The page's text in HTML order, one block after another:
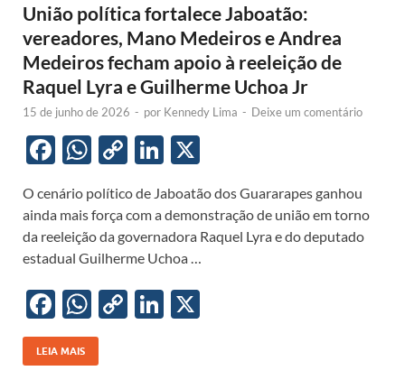
União política fortalece Jaboatão:
vereadores, Mano Medeiros e Andrea
Medeiros fecham apoio à reeleição de
Raquel Lyra e Guilherme Uchoa Jr
15 de junho de 2026 - por Kennedy Lima - Deixe um comentário
F
e
b
o
o
k
W
at
s
A
p
p
C
p
y
Li
n
k
Li
k
e
dI
n
O cenário político de Jaboatão dos Guararapes ganhou
ainda mais força com a demonstração de união em torno
da reeleição da governadora Raquel Lyra e do deputado
estadual Guilherme Uchoa …
F
ac
e
W
h
at
C
Li
LEIA MAIS